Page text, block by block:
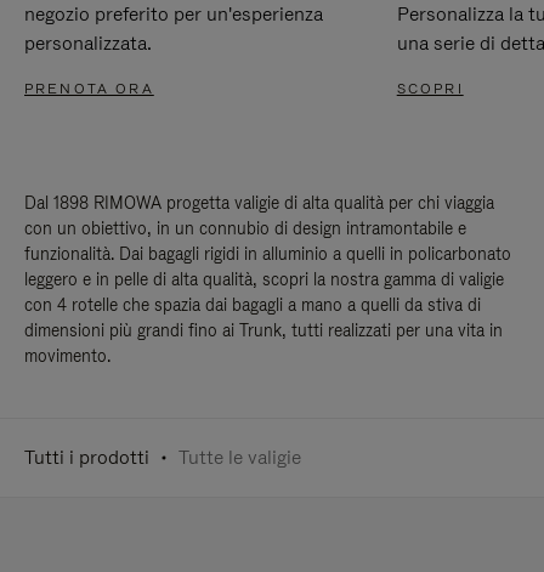
negozio preferito per un'esperienza
personalizzata.
PRENOTA ORA
Personalizza la
una serie di
SCOPRI
Dal 1898 RIMOWA progetta valigie di alta qualità per chi viaggia
con un obiettivo, in un connubio di design intramontabile e
funzionalità. Dai bagagli rigidi in alluminio a quelli in policarbonato
leggero e in pelle di alta qualità, scopri la nostra gamma di valigie
con 4 rotelle che spazia dai bagagli a mano a quelli da stiva di
dimensioni più grandi fino ai Trunk, tutti realizzati per una vita in
movimento.
Tutti i prodotti Tutte le valigie